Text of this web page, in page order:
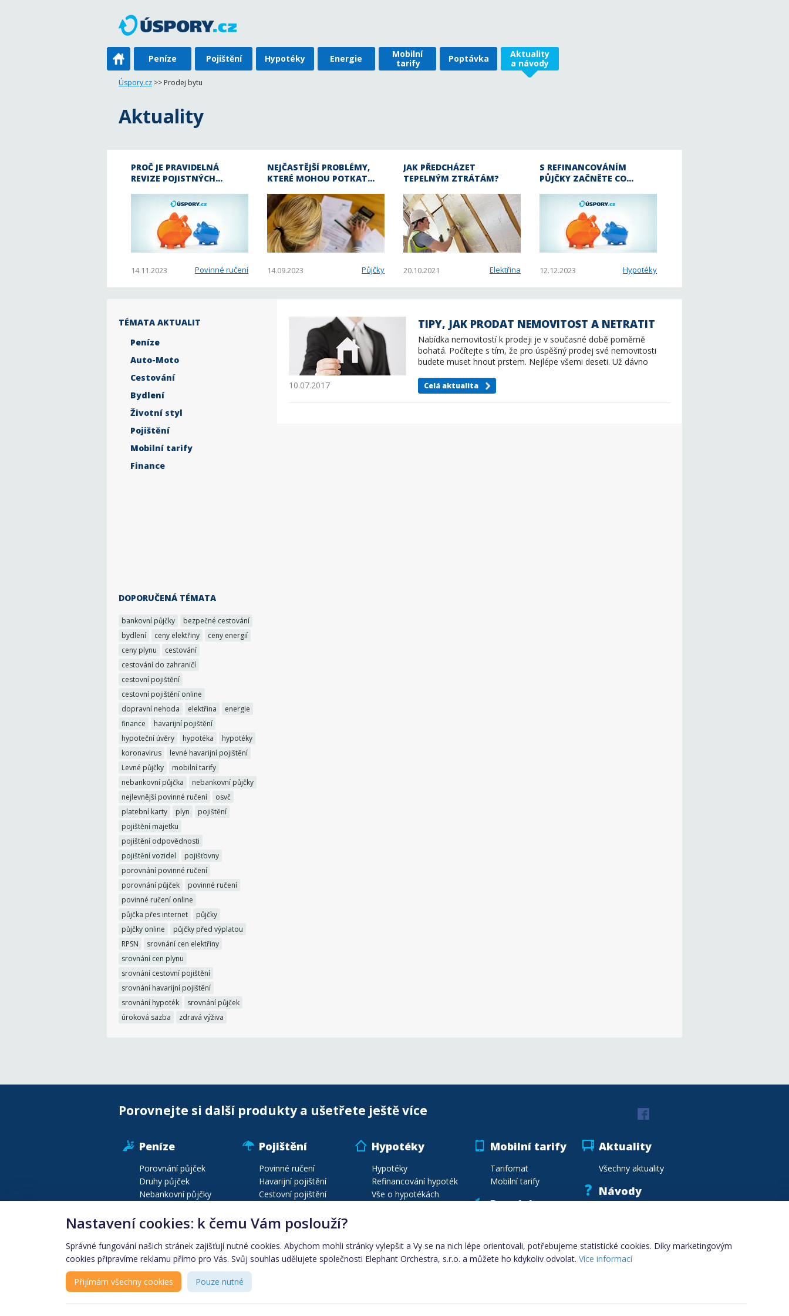
Peníze Pojištění Hypotéky Energie
Mobilní
tarify
Poptávka
Aktuality
a návody
Úspory.cz >> Prodej bytu
Aktuality
PROČ JE PRAVIDELNÁ
REVIZE POJISTNÝCH…
14.11.2023 Povinné ručení
NEJČASTĚJŠÍ PROBLÉMY,
KTERÉ MOHOU POTKAT…
14.09.2023 Půjčky
JAK PŘEDCHÁZET
TEPELNÝM ZTRÁTÁM?
20.10.2021 Elektřina
S REFINANCOVÁNÍM
PŮJČKY ZAČNĚTE CO…
12.12.2023 Hypotéky
TÉMATA AKTUALIT
Peníze
Auto-Moto
Cestování
Bydlení
Životní styl
Pojištění
Mobilní tarify
Finance
DOPORUČENÁ TÉMATA
bankovní půjčky
bezpečné cestování
bydlení
ceny elektřiny
ceny energií
ceny plynu
cestování
cestování do zahraničí
cestovní pojištění
cestovní pojištění online
dopravní nehoda
elektřina
energie
finance
havarijní pojištění
hypoteční úvěry
hypotéka
hypotéky
koronavirus
levné havarijní pojištění
Levné půjčky
mobilní tarify
nebankovní půjčka
nebankovní půjčky
nejlevnější povinné ručení
osvč
platební karty
plyn
pojištění
pojištění majetku
pojištění odpovědnosti
pojištění vozidel
pojišťovny
porovnání povinné ručení
porovnání půjček
povinné ručení
povinné ručení online
půjčka přes internet
půjčky
půjčky online
půjčky před výplatou
RPSN
srovnání cen elektřiny
srovnání cen plynu
srovnání cestovní pojištění
srovnání havarijní pojištění
srovnání hypoték
srovnání půjček
úroková sazba
zdravá výživa
TIPY, JAK PRODAT NEMOVITOST A NETRATIT
10.07.2017
Nabídka nemovitostí k prodeji je v současné době poměrně
bohatá. Počítejte s tím, že pro úspěšný prodej své nemovitosti
budete muset hnout prstem. Nejlépe všemi deseti. Už dávno
Celá aktualita
Porovnejte si další produkty a ušetřete ještě více
Peníze
Porovnání půjček
Druhy půjček
Nebankovní půjčky
Druhy bankovních účtů
Konsolidace půjček
Produkty podle lokality
Finanční instituce
Pojištění
Povinné ručení
Havarijní pojištění
Cestovní pojištění
Pojištění vozidel
Cestovní poj. na míru
Seznam pojišťoven
Automobily
Hypotéky
Hypotéky
Refinancování hypoték
Vše o hypotékách
Porovnání elektřiny
Dodavatelé energií
Mobilní tarify
Tarifomat
Mobilní tarify
Poptávka
Aktuality
Všechny aktuality
Návody
Nastavení cookies: k čemu Vám poslouží?
Správné fungování našich stránek zajišťují nutné cookies. Abychom mohli stránky vylepšit a Vy se na nich lépe orientovali, potřebujeme statistické cookies. Díky marketingovým
cookies připravíme reklamu přímo pro Vás. Svůj souhlas udělujete společnosti Elephant Orchestra, s.r.o. a můžete ho kdykoliv odvolat. Více informací
Přijímám všechny cookies Pouze nutné